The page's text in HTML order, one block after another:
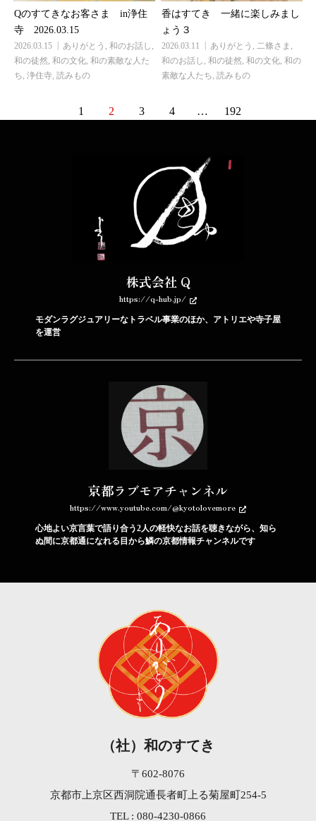
Qのすてきなお客さま in浄住
寺 2026.03.15
2026.03.15 ありがとう 和のお話し
和の徒然 和の文化 和の素敵な人た
ち 浄住寺 読みもの
香はすてき 一緒に楽しみまし
ょう３
2026.03.11 ありがとう , 二條さま ,
和のお話し , 和の徒然, 和の文化, 和の
素敵な人たち, 読みもの
1 2 3 4 … 192
株式会社 Q
https://q-hub.jp/
モダンラグジュアリーなトラベル事業のほか、アトリエや寺子屋
を運営
京都ラブモアチャンネル
https://www.youtube.com/@kyotolovemore
心地よい京言葉で語り合う2人の軽快なお話を聴きながら、知ら
ぬ間に京都通になれる目から鱗の京都情報チャンネルです
（社）和のすてき
〒602-8076
京都市上京区西洞院通長者町上る菊屋町254-5
TEL : 080-4230-0866